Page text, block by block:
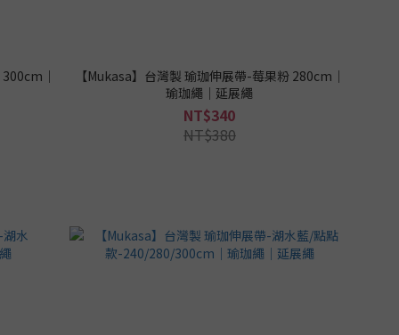
｜
【Mukasa】台灣製 瑜珈伸展帶-莓果粉 280cm｜
瑜珈繩｜延展繩
NT$340
NT$380